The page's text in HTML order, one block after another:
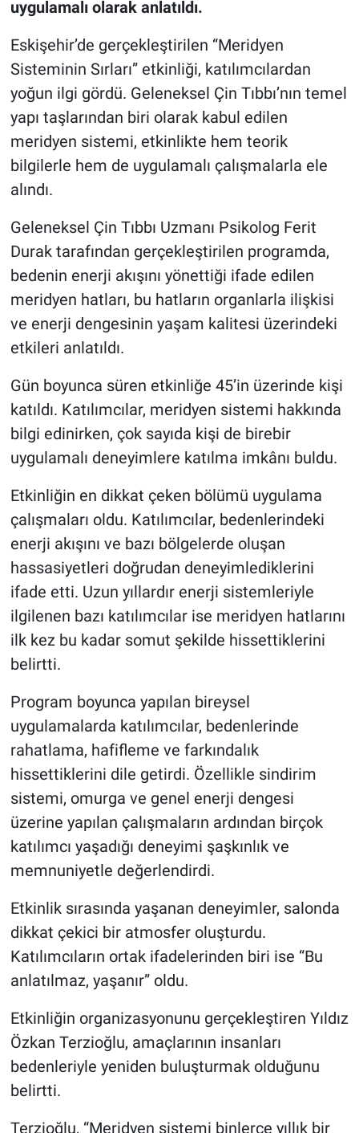
uygulamalı olarak anlatıldı.
Eskişehir’de gerçekleştirilen “Meridyen
Sisteminin Sırları” etkinliği, katılımcılardan
yoğun ilgi gördü. Geleneksel Çin Tıbbı’nın temel
yapı taşlarından biri olarak kabul edilen
meridyen sistemi, etkinlikte hem teorik
bilgilerle hem de uygulamalı çalışmalarla ele
alındı.
Geleneksel Çin Tıbbı Uzmanı Psikolog Ferit
Durak tarafından gerçekleştirilen programda,
bedenin enerji akışını yönettiği ifade edilen
meridyen hatları, bu hatların organlarla ilişkisi
ve enerji dengesinin yaşam kalitesi üzerindeki
etkileri anlatıldı.
Gün boyunca süren etkinliğe 45’in üzerinde kişi
katıldı. Katılımcılar, meridyen sistemi hakkında
bilgi edinirken, çok sayıda kişi de birebir
uygulamalı deneyimlere katılma imkânı buldu.
Etkinliğin en dikkat çeken bölümü uygulama
çalışmaları oldu. Katılımcılar, bedenlerindeki
enerji akışını ve bazı bölgelerde oluşan
hassasiyetleri doğrudan deneyimlediklerini
ifade etti. Uzun yıllardır enerji sistemleriyle
ilgilenen bazı katılımcılar ise meridyen hatlarını
ilk kez bu kadar somut şekilde hissettiklerini
belirtti.
Program boyunca yapılan bireysel
uygulamalarda katılımcılar, bedenlerinde
rahatlama, hafifleme ve farkındalık
hissettiklerini dile getirdi. Özellikle sindirim
sistemi, omurga ve genel enerji dengesi
üzerine yapılan çalışmaların ardından birçok
katılımcı yaşadığı deneyimi şaşkınlık ve
memnuniyetle değerlendirdi.
Etkinlik sırasında yaşanan deneyimler, salonda
dikkat çekici bir atmosfer oluşturdu.
Katılımcıların ortak ifadelerinden biri ise “Bu
anlatılmaz, yaşanır” oldu.
Etkinliğin organizasyonunu gerçekleştiren Yıldız
Özkan Terzioğlu, amaçlarının insanları
bedenleriyle yeniden buluşturmak olduğunu
belirtti.
Terzioğlu, “Meridyen sistemi binlerce yıllık bir
Magazin
Bilim ve Teknoloji